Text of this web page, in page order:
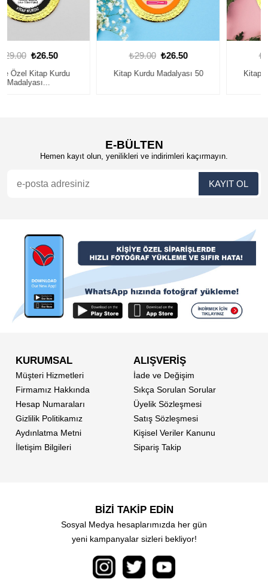
₺29.00
Kitap Kurdu Madalyası 50
₺29.00
Kitap Kurdu Madalyası 39
E-BÜLTEN
Hemen kayıt olun, yenilikleri ve indirimleri kaçırmayın.
KURUMSAL
Müşteri Hizmetleri
Firmamız Hakkında
Hesap Numaraları
Gizlilik Politikamız
Aydınlatma Metni
İletişim Bilgileri
ALIŞVERİŞ
İade ve Değişim
Sıkça Sorulan Sorular
Üyelik Sözleşmesi
Satış Sözleşmesi
Kişisel Veriler Kanunu
Sipariş Takip
BİZİ TAKİP EDİN
Sosyal Medya hesaplarımızda her gün
yeni kampanyalar sizleri bekliyor!